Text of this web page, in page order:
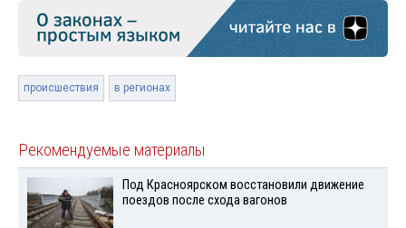
происшествия в регионах
Рекомендуемые материалы
Под Красноярском восстановили движение
поездов после схода вагонов